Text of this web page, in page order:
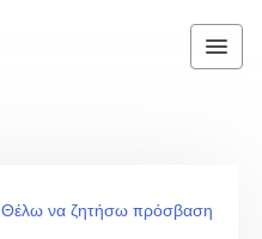
Θέλω να ζητήσω πρόσβαση